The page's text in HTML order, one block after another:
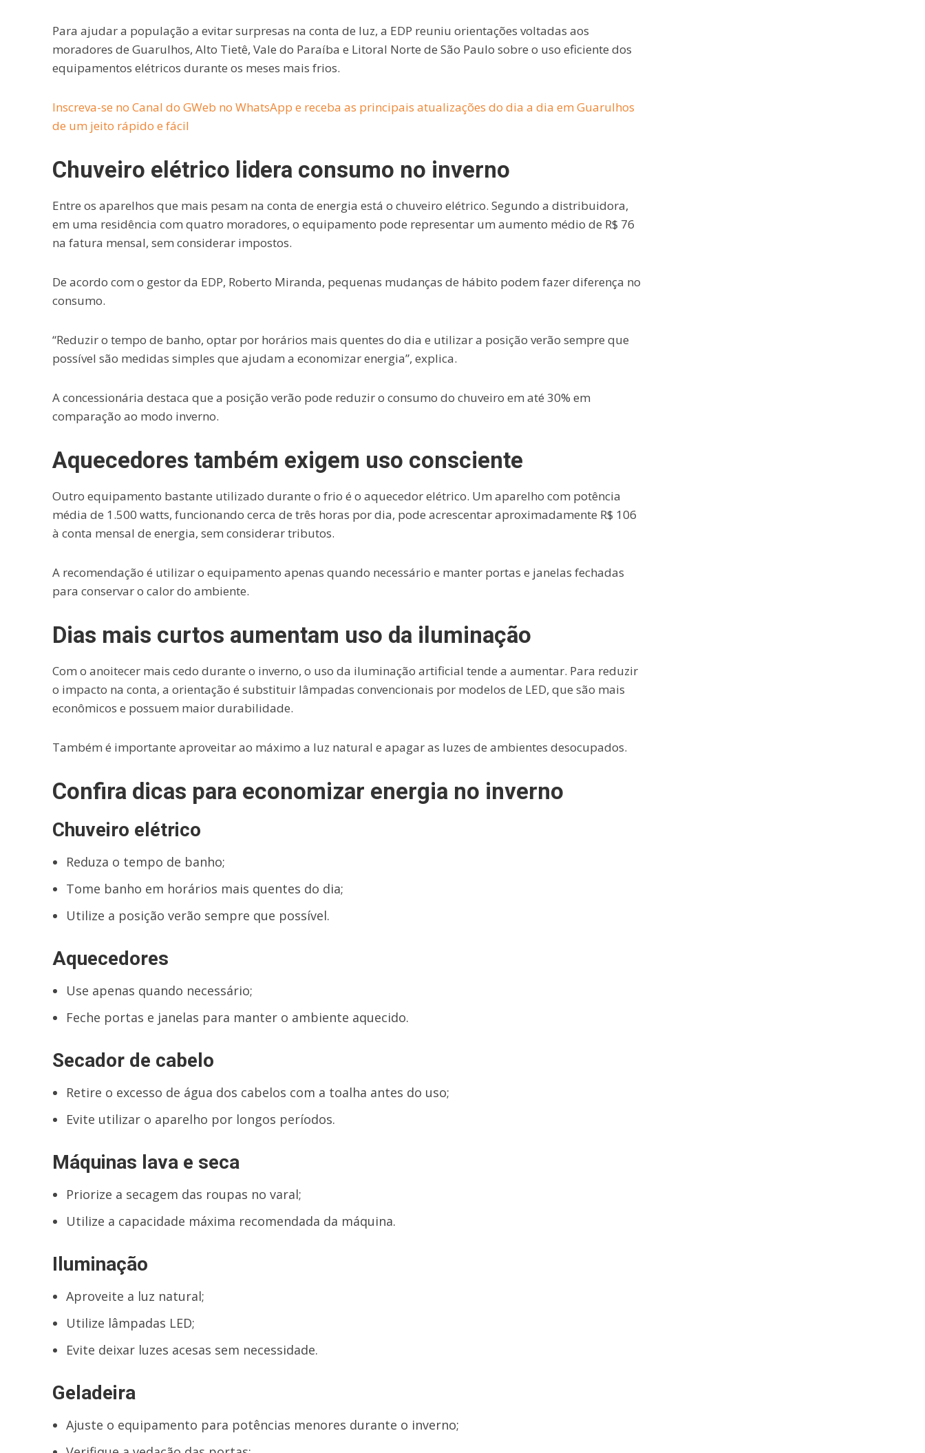
Para ajudar a população a evitar surpresas na conta de luz, a EDP reuniu orientações voltadas aos
moradores de Guarulhos, Alto Tietê, Vale do Paraíba e Litoral Norte de São Paulo sobre o uso eficiente dos
equipamentos elétricos durante os meses mais frios.
Inscreva-se no Canal do GWeb no WhatsApp e receba as principais atualizações do dia a dia em Guarulhos
de um jeito rápido e fácil
Chuveiro elétrico lidera consumo no inverno
Entre os aparelhos que mais pesam na conta de energia está o chuveiro elétrico. Segundo a distribuidora,
em uma residência com quatro moradores, o equipamento pode representar um aumento médio de R$ 76
na fatura mensal, sem considerar impostos.
De acordo com o gestor da EDP, Roberto Miranda, pequenas mudanças de hábito podem fazer diferença no
consumo.
“Reduzir o tempo de banho, optar por horários mais quentes do dia e utilizar a posição verão sempre que
possível são medidas simples que ajudam a economizar energia”, explica.
A concessionária destaca que a posição verão pode reduzir o consumo do chuveiro em até 30% em
comparação ao modo inverno.
Aquecedores também exigem uso consciente
Outro equipamento bastante utilizado durante o frio é o aquecedor elétrico. Um aparelho com potência
média de 1.500 watts, funcionando cerca de três horas por dia, pode acrescentar aproximadamente R$ 106
à conta mensal de energia, sem considerar tributos.
A recomendação é utilizar o equipamento apenas quando necessário e manter portas e janelas fechadas
para conservar o calor do ambiente.
Dias mais curtos aumentam uso da iluminação
Com o anoitecer mais cedo durante o inverno, o uso da iluminação artificial tende a aumentar. Para reduzir
o impacto na conta, a orientação é substituir lâmpadas convencionais por modelos de LED, que são mais
econômicos e possuem maior durabilidade.
Também é importante aproveitar ao máximo a luz natural e apagar as luzes de ambientes desocupados.
Confira dicas para economizar energia no inverno
Chuveiro elétrico
Reduza o tempo de banho;
Tome banho em horários mais quentes do dia;
Utilize a posição verão sempre que possível.
Aquecedores
Use apenas quando necessário;
Feche portas e janelas para manter o ambiente aquecido.
Secador de cabelo
Retire o excesso de água dos cabelos com a toalha antes do uso;
Evite utilizar o aparelho por longos períodos.
Máquinas lava e seca
Priorize a secagem das roupas no varal;
Utilize a capacidade máxima recomendada da máquina.
Iluminação
Aproveite a luz natural;
Utilize lâmpadas LED;
Evite deixar luzes acesas sem necessidade.
Geladeira
Ajuste o equipamento para potências menores durante o inverno;